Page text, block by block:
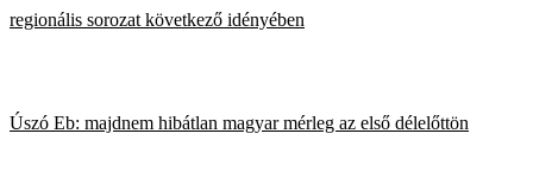
regionális sorozat következő idényében
Úszó Eb: majdnem hibátlan magyar mérleg az első délelőttön